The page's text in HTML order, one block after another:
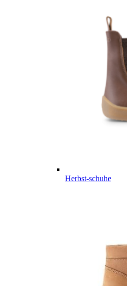
Herbst-schuhe